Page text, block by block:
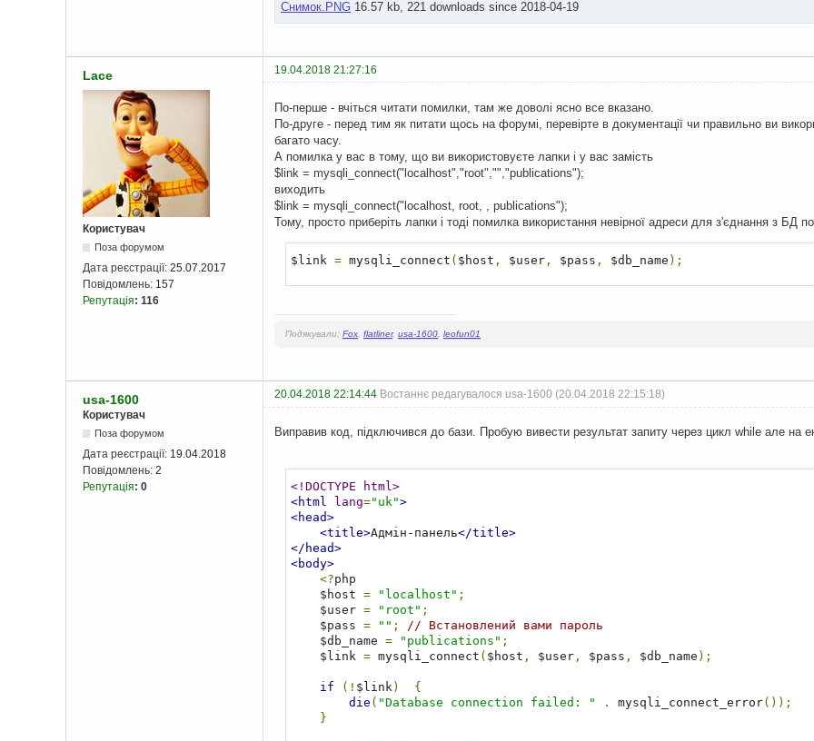
Снимок.PNG 16.57 kb, 221 downloads since 2018-04-19
Lace 19.04.2018 21:27:16
Користувач
Поза форумом
Дата реєстрації: 25.07.2017
Повідомлень: 157
Репутація: 116
По-перше - вчіться читати помилки, там же доволі ясно все вказано.
По-друге - перед тим як питати щось на форумі, перевірте в документації чи правильно ви
багато часу.
А помилка у вас в тому, що ви використовуєте лапки і у вас замість
$link = mysqli_connect("localhost","root","","publications");
виходить
$link = mysqli_connect("localhost, root, , publications");
Тому, просто приберіть лапки і тоді помилка використання невірної адреси для з'єднання з БД
$link = mysqli_connect ( $host , $user, $pass , $db_name );
Подякували: Fox flatliner, usa-1600 leofun01
usa-1600 20.04.2018 22:14:44 Востаннє редагувалося usa-1600 (20.04.2018 22:15:18)
Користувач
Поза форумом
Дата реєстрації: 19.04.2018
Повідомлень: 2
Репутація: 0
Виправив код, підключився до бази. Пробую вивести результат запиту через цикл while але на
<!DOCTYPE html>
<html
lang="uk">
<head>
<title>Адмін-панель</title>
</head>
<body>
<?php
    $host
= "localhost" ;
    $user
= "root" ;
    $pass
= "" ;
// Встановлений вами пароль
    $db_name
= "publications" ;
    $link
= mysqli_connect ( $host , $user, $pass , $db_name );
if (! $link)
{
die ( "Database connection failed: " . mysqli_connect_error());
}